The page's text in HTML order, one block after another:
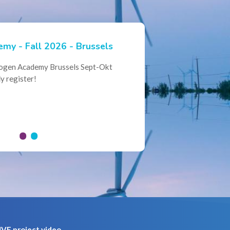
- Fall 2026 - Brussels
Academy Brussels Sept-Okt
register!
Hydrogen Expertise -
Collaboration